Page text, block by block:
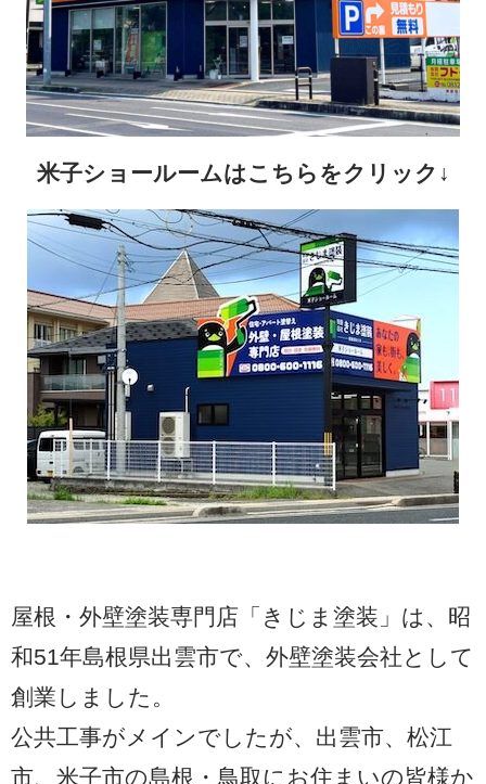
米子ショールームはこちらをクリック↓
屋根・外壁塗装専門店「きじま塗装」は、昭
和51年島根県出雲市で、外壁塗装会社として
創業しました。
公共工事がメインでしたが、出雲市、松江
市、米子市の島根・鳥取にお住まいの皆様か